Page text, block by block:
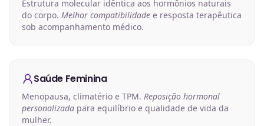
Estrutura molecular idêntica aos hormônios naturais
do corpo. Melhor compatibilidade e resposta terapêutica
sob acompanhamento médico.
Saúde Feminina
Menopausa, climatério e TPM. Reposição hormonal
personalizada para equilíbrio e qualidade de vida da
mulher.